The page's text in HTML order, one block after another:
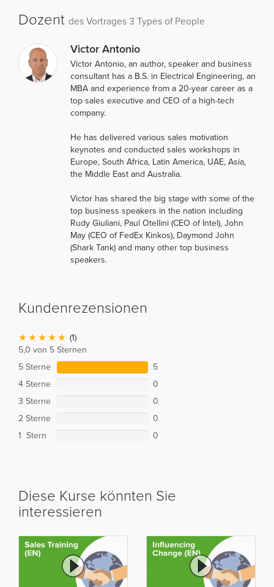
Dozent des Vortrages 3 Types of People
Victor Antonio
Victor Antonio, an author, speaker and business
consultant has a B.S. in Electrical Engineering, an
MBA and experience from a 20-year career as a
top sales executive and CEO of a high-tech
company.
He has delivered various sales motivation
keynotes and conducted sales workshops in
Europe, South Africa, Latin America, UAE, Asia,
the Middle East and Australia.
Victor has shared the big stage with some of the
top business speakers in the nation including
Rudy Giuliani, Paul Otellini (CEO of Intel), John
May (CEO of FedEx Kinkos), Daymond John
(Shark Tank) and many other top business
speakers.
Kundenrezensionen
(1)
5,0 von 5 Sternen
5 Sterne
5
4 Sterne
0
3 Sterne
0
2 Sterne
0
1 Stern
0
Diese Kurse könnten Sie
interessieren